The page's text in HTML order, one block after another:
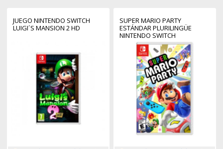
JUEGO NINTENDO SWITCH
LUIGI´S MANSION 2 HD
SUPER MARIO PARTY
ESTÁNDAR PLURILINGÜE
NINTENDO SWITCH